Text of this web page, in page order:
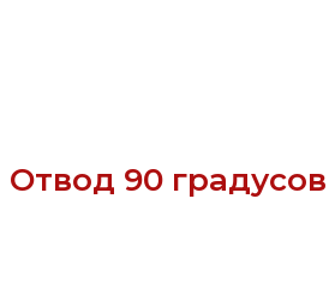
Отвод 90